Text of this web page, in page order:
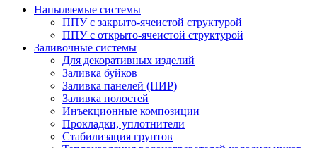
Напыляемые системы
ППУ с закрыто-ячеистой структурой
ППУ с открыто-ячеистой структурой
Заливочные системы
Для декоративных изделий
Заливка буйков
Заливка панелей (ПИР)
Заливка полостей
Инъекционные композиции
Прокладки, уплотнители
Стабилизация грунтов